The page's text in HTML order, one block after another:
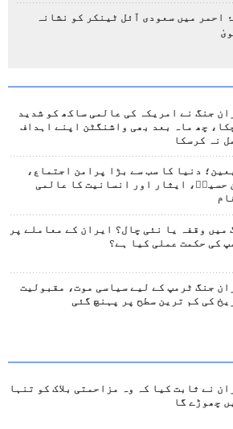
احمر میں سعودی آئل ٹینکر کو نشانہ
جنگ نے امریکہ کی عالمی ساکھ کو شدید
چھ ماہ بعد بھی واشنگٹن اپنے اہداف
نہ کرسکا
دنیا کا سب سے بڑا پرامن اجتماع،
حسینؑ، ایثار اور انسانیت کا عالمی
میں وقفہ یا نئی چال؟ ایران کے معاملے پر
کی حکمت عملی کیا ہے؟
جنگ ٹرمپ کے لیے سیاسی موت، مقبولیت
کی کم ترین سطح پر پہنچ گئی
نے ثابت کیا کہ وہ مزاحمتی بلاک کو تنہا
چھوڑے گا